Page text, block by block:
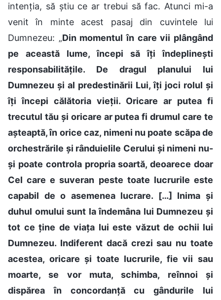
intenția, să știu ce ar trebui să fac. Atunci mi-a
venit în minte acest pasaj din cuvintele lui
Dumnezeu: „Din momentul în care vii plângând
pe această lume, începi să îți îndeplinești
responsabilitățile. De dragul planului lui
Dumnezeu și al predestinării Lui, îți joci rolul și
îți începi călătoria vieții. Oricare ar putea fi
trecutul tău și oricare ar putea fi drumul care te
așteaptă, în orice caz, nimeni nu poate scăpa de
orchestrările și rânduielile Cerului și nimeni nu-
și poate controla propria soartă, deoarece doar
Cel care e suveran peste toate lucrurile este
capabil de o asemenea lucrare. […] Inima și
duhul omului sunt la îndemâna lui Dumnezeu și
tot ce ține de viața lui este văzut de ochii lui
Dumnezeu. Indiferent dacă crezi sau nu toate
acestea, oricare și toate lucrurile, fie vii sau
moarte, se vor muta, schimba, reînnoi și
dispărea în concordanță cu gândurile lui